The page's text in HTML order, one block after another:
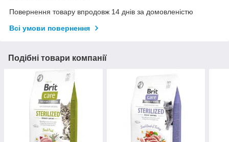
Повернення товару впродовж 14 днів за домовленістю
Всі умови повернення
Подібні товари компанії